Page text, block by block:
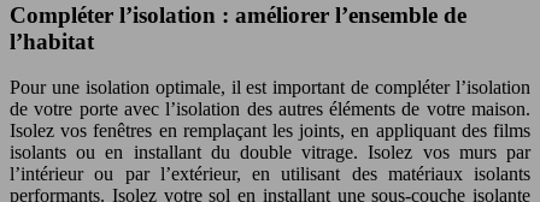
Compléter l’isolation : améliorer l’ensemble de
l’habitat
Pour une isolation optimale, il est important de compléter l’isolation
de votre porte avec l’isolation des autres éléments de votre maison.
Isolez vos fenêtres en remplaçant les joints, en appliquant des films
isolants ou en installant du double vitrage. Isolez vos murs par
l’intérieur ou par l’extérieur, en utilisant des matériaux isolants
performants. Isolez votre sol en installant une sous-couche isolante